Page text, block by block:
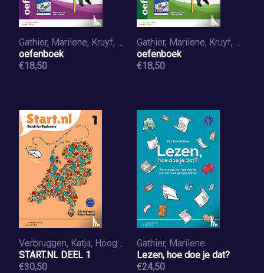
Gathier, Marilene, Kruyf, Dorine de
oefenboek
€18,50
Gathier, Marilene, Kruyf, Dorine de
oefenboek
€18,50
Verbruggen, Katja, Hoogvorst, Welmoed
START.NL DEEL 1
€30,50
Gathier, Marilene
Lezen, hoe doe je dat?
€24,50